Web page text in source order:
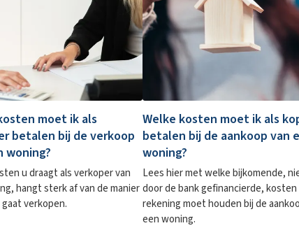
moet ik als
betalen bij de verkoop
woning?
u draagt als verkoper van
hangt sterk af van de manier
verkopen.
Welke kosten moet ik als
betalen bij de aankoop van
woning?
Lees hier met welke bijkomende,
door de bank gefinancierde, kosten
rekening moet houden bij de
een woning.